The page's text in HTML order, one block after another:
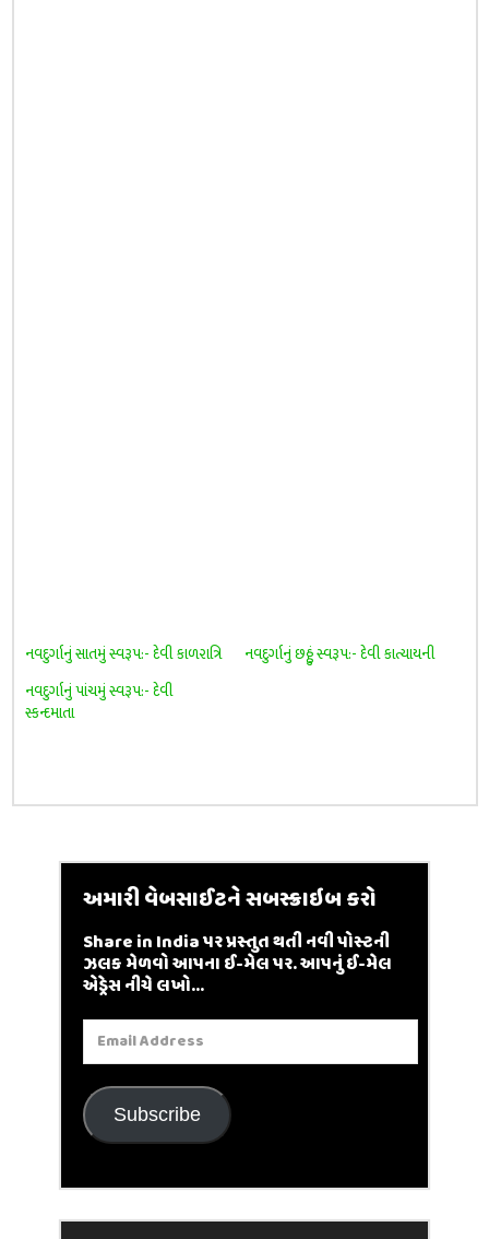
નવદુર્ગાનું સાતમું સ્વરૂપ:- દેવી કાળરાત્રિ
નવદુર્ગાનું છઠ્ઠું સ્વરૂપ:- દેવી કાત્યાયની
નવદુર્ગાનું પાંચમું સ્વરૂપ:- દેવી
સ્કન્દમાતા
અમારી વેબસાઈટને સબસ્ક્રાઇબ કરો
Share in India પર પ્રસ્તુત થતી નવી પોસ્ટની
ઝલક મેળવો આપના ઈ-મેલ પર. આપનું ઈ-મેલ
એડ્રેસ નીચે લખો...
Email
Address
Subscribe